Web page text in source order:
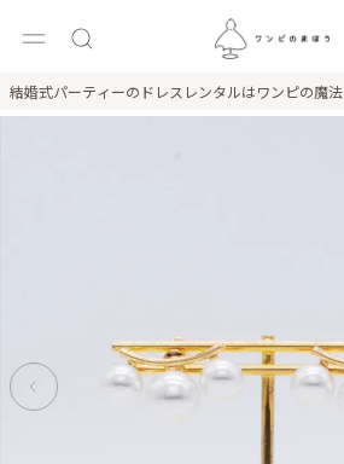
結婚式パーティーのドレスレンタルはワンピの魔法